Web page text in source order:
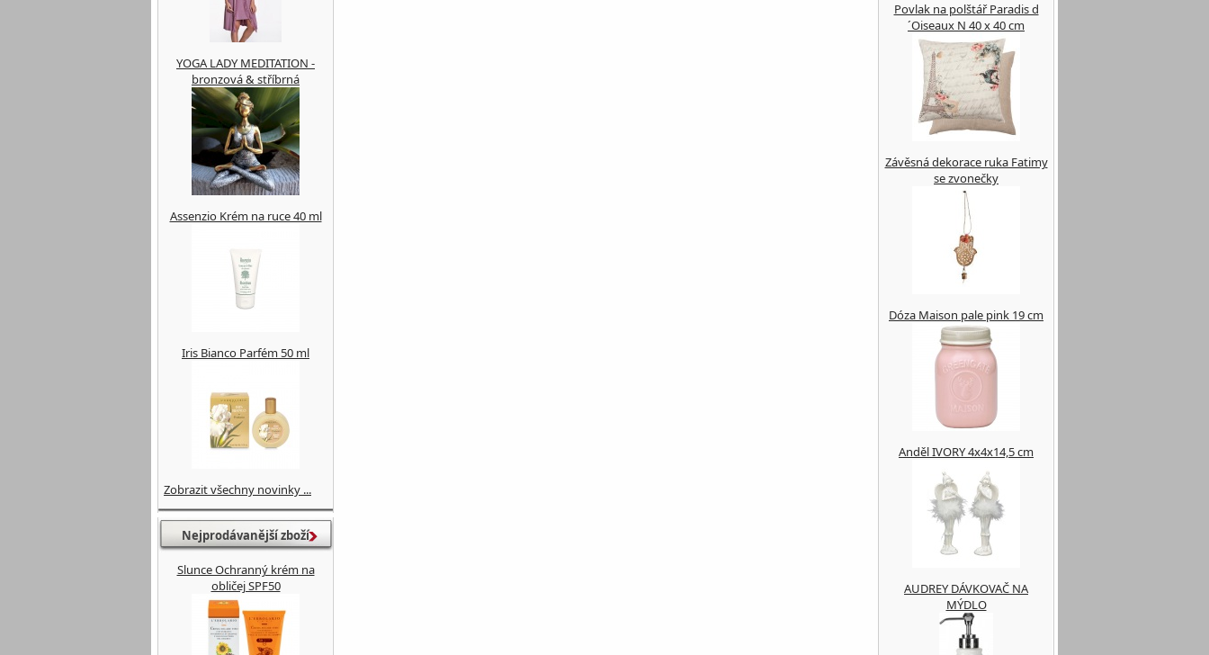
YOGA LADY MEDITATION -
bronzová & stříbrná
Assenzio Krém na ruce 40 ml
Iris Bianco Parfém 50 ml
Zobrazit všechny novinky ...
Nejprodávanější zboží
Slunce Ochranný krém na
obličej SPF50
Povlak na polštář Paradis d
´Oiseaux N 40 x 40 cm
Závěsná dekorace ruka Fatimy
se zvonečky
Dóza Maison pale pink 19 cm
Anděl IVORY 4x4x14,5 cm
AUDREY DÁVKOVAČ NA
MÝDLO